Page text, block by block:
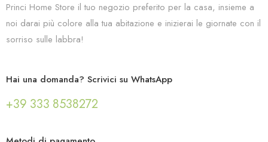
Princi Home Store il tuo negozio preferito per la casa, insieme a
noi darai più colore alla tua abitazione e inizierai le giornate con il
sorriso sulle labbra!
Hai una domanda? Scrivici su WhatsApp
+39 333 8538272